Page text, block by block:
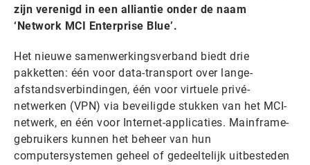
zijn verenigd in een alliantie onder de naam
‘Network MCI Enterprise Blue’.
Het nieuwe samenwerkingsverband biedt drie
pakketten: één voor data-transport over lange-
afstandsverbindingen, één voor virtuele privé-
netwerken (VPN) via beveiligde stukken van het MCI-
netwerk, en één voor Internet-applicaties. Mainframe-
gebruikers kunnen het beheer van hun
computersystemen geheel of gedeeltelijk uitbesteden